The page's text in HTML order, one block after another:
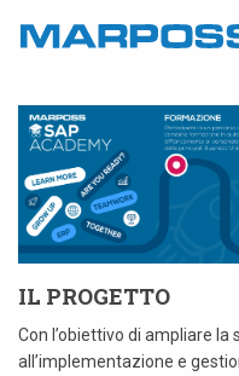
日本
Marposs
IL PROGETTO
Con l’obiettivo di ampliare la
all’implementazione e